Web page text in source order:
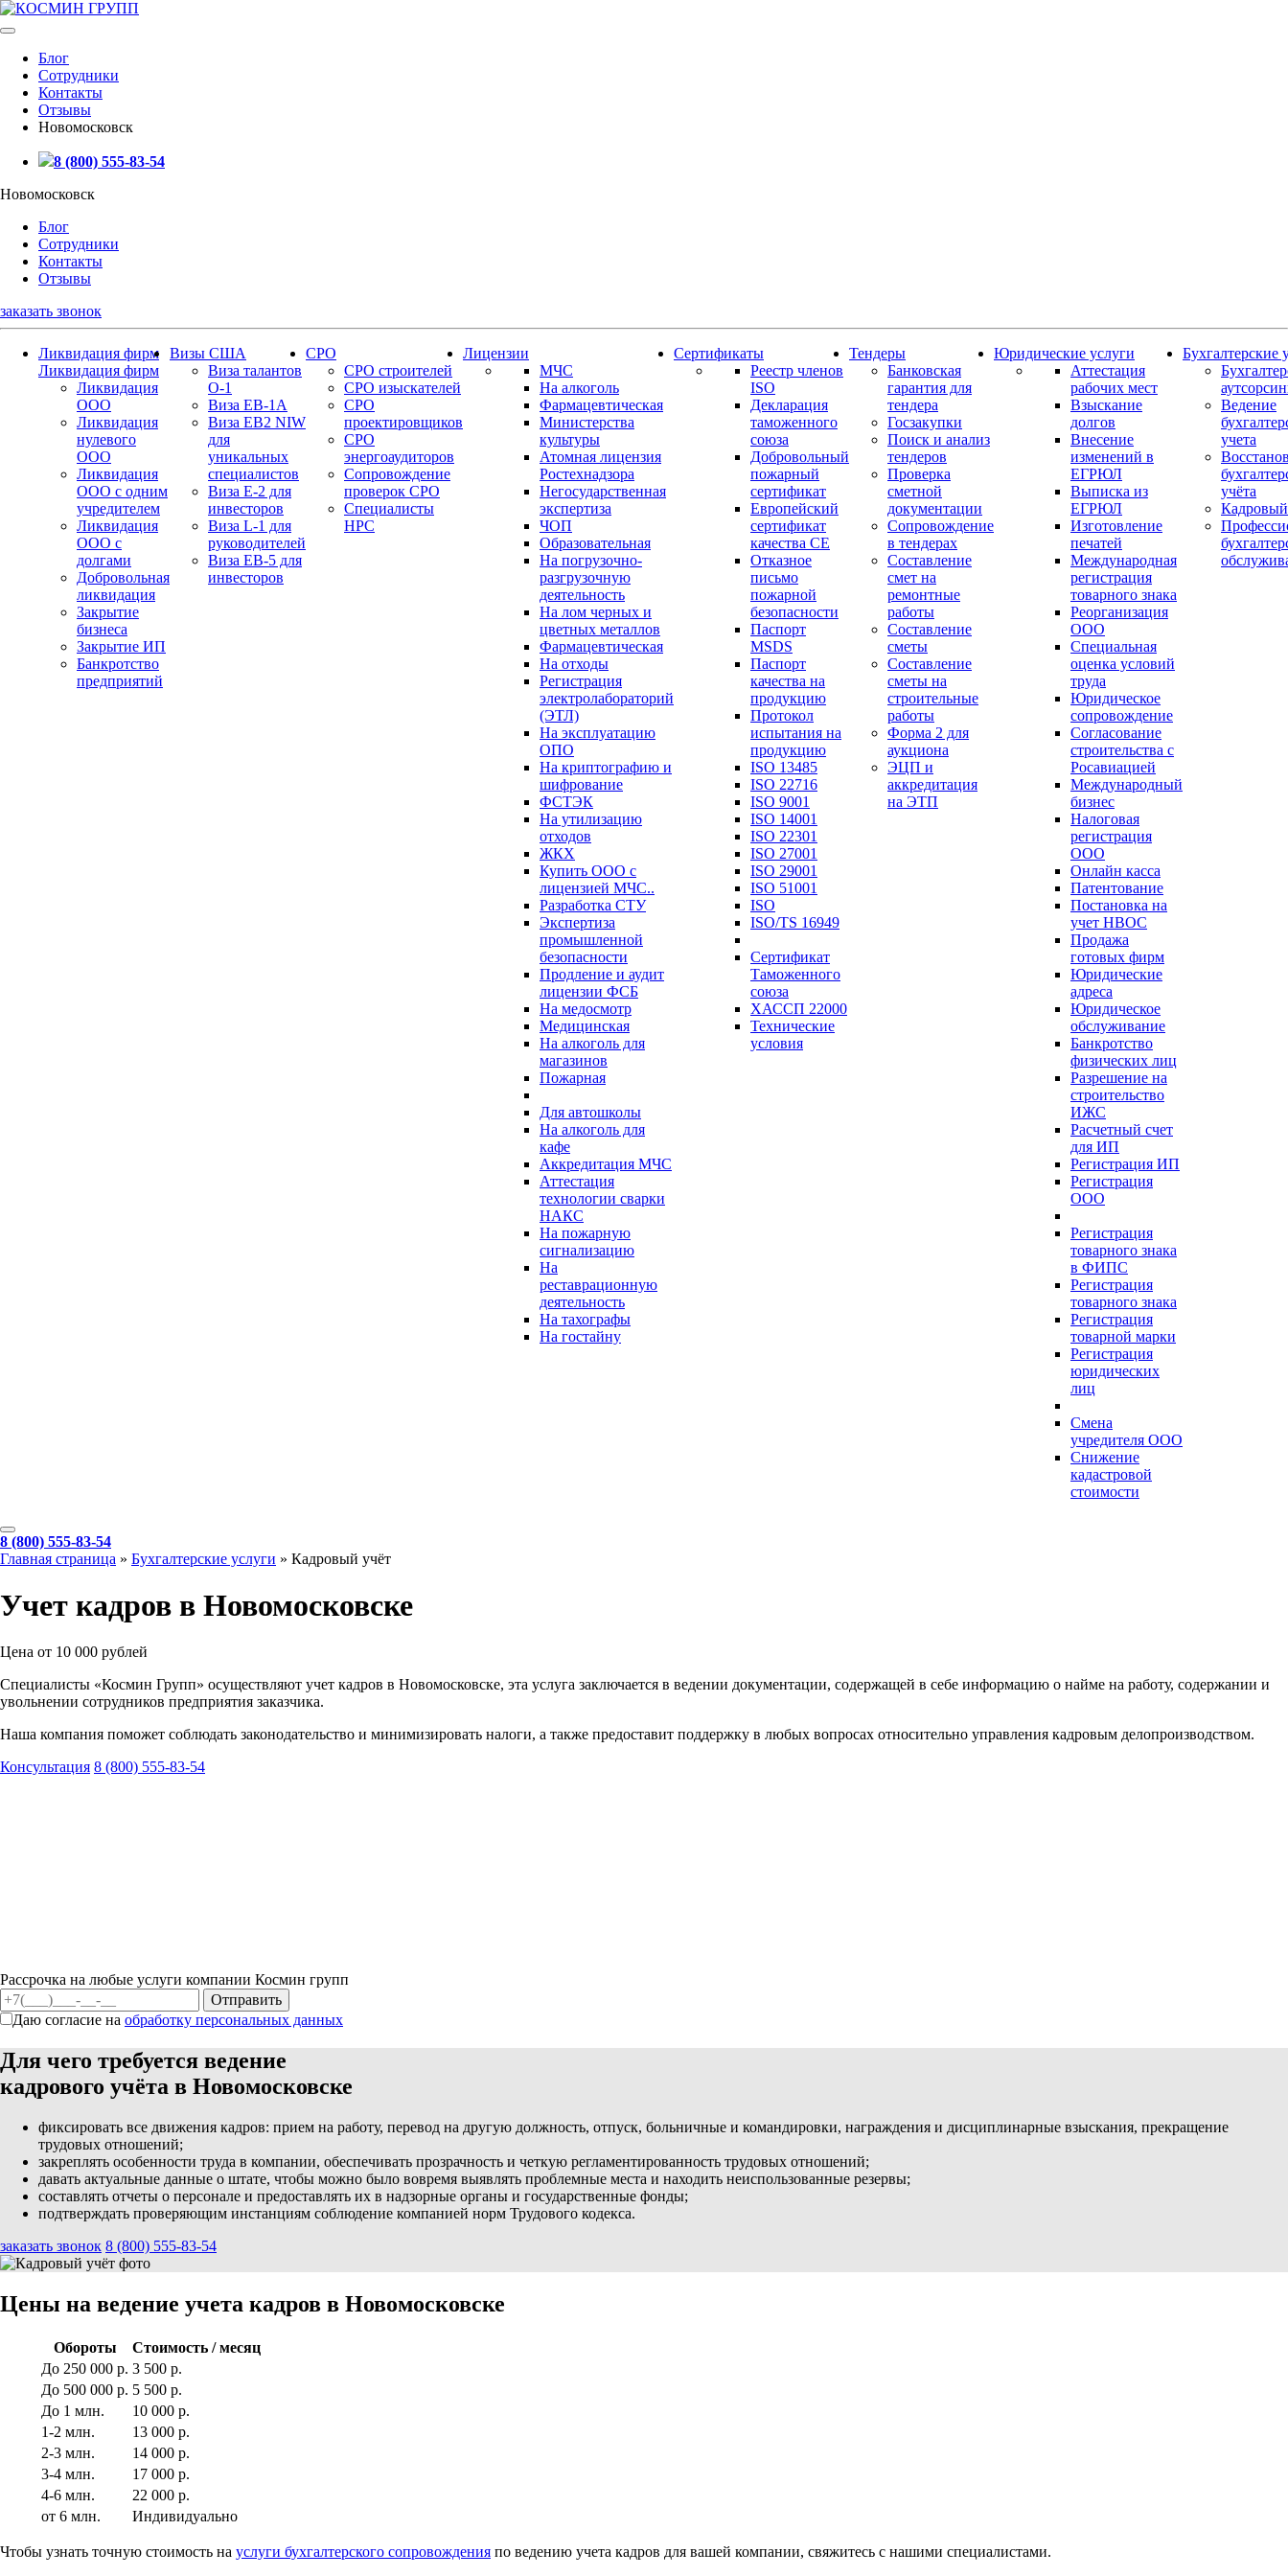
Блог
Сотрудники
Контакты
Отзывы
Новомосковск
8 (800) 555-83-54
Новомосковск
Блог
Сотрудники
Контакты
Отзывы
заказать звонок
Ликвидация фирм
Ликвидация фирм
Ликвидация
ООО
Ликвидация
нулевого
ООО
Ликвидация
ООО с одним
учредителем
Ликвидация
ООО с
долгами
Добровольная
ликвидация
Закрытие
бизнеса
Закрытие ИП
Банкротство
предприятий
Визы США
Виза талантов
О-1
Виза EB-1A
Виза EB2 NIW
для
уникальных
специалистов
Виза E-2 для
инвесторов
Виза L-1 для
руководителей
Виза EB-5 для
инвесторов
СРО
СРО строителей
СРО изыскателей
СРО
проектировщиков
СРО
энергоаудиторов
Сопровождение
проверок СРО
Специалисты
НРС
Лицензии
МЧС
На алкоголь
Фармацевтическая
Министерства
культуры
Атомная лицензия
Ростехнадзора
Негосударственная
экспертиза
ЧОП
Образовательная
На погрузочно-
разгрузочную
деятельность
На лом черных и
цветных металлов
Фармацевтическая
На отходы
Регистрация
электролабораторий
(ЭТЛ)
На эксплуатацию
ОПО
На криптографию и
шифрование
ФСТЭК
На утилизацию
отходов
ЖКХ
Купить ООО с
лицензией МЧС..
Разработка СТУ
Экспертиза
промышленной
безопасности
Продление и аудит
лицензии ФСБ
На медосмотр
Медицинская
На алкоголь для
магазинов
Пожарная
Для автошколы
На алкоголь для
кафе
Аккредитация МЧС
Аттестация
технологии сварки
НАКС
На пожарную
сигнализацию
На
реставрационную
деятельность
На тахографы
На гостайну
Сертификаты
Реестр членов
ISO
Декларация
таможенного
союза
Добровольный
пожарный
сертификат
Европейский
сертификат
качества СЕ
Отказное
письмо
пожарной
безопасности
Паспорт
МSDS
Паспорт
качества на
продукцию
Протокол
испытания на
продукцию
ISO 13485
ISO 22716
ISO 9001
ISO 14001
ISO 22301
ISO 27001
ISO 29001
ISO 51001
ISO
ISO/TS 16949
Сертификат
Таможенного
союза
ХАССП 22000
Технические
условия
Тендеры
Банковская
гарантия для
тендера
Госзакупки
Поиск и анализ
тендеров
Проверка
сметной
документации
Сопровождение
в тендерах
Составление
смет на
ремонтные
работы
Составление
сметы
Составление
сметы на
строительные
работы
Форма 2 для
аукциона
ЭЦП и
аккредитация
на ЭТП
Юридические услуги
Аттестация
рабочих мест
Взыскание
долгов
Внесение
изменений в
ЕГРЮЛ
Выписка из
ЕГРЮЛ
Изготовление
печатей
Международная
регистрация
товарного знака
Реорганизация
ООО
Специальная
оценка условий
труда
Юридическое
сопровождение
Согласование
строительства с
Росавиацией
Международный
бизнес
Налоговая
регистрация
ООО
Онлайн касса
Патентование
Постановка на
учет НВОС
Продажа
готовых фирм
Юридические
адреса
Юридическое
обслуживание
Банкротство
физических лиц
Разрешение на
строительство
ИЖС
Расчетный счет
для ИП
Регистрация ИП
Регистрация
ООО
Регистрация
товарного знака
в ФИПС
Регистрация
товарного знака
Регистрация
товарной марки
Регистрация
юридических
лиц
Смена
учредителя ООО
Снижение
кадастровой
стоимости
Бухгалтерские
Ведение
учета
учёта
Кадровый
8 (800) 555-83-54
Главная страница » Бухгалтерские услуги » Кадровый учёт
Учет кадров в Новомосковске
Цена от 10 000 рублей
Специалисты «Космин Групп» осуществляют учет кадров в Новомосковске, эта услуга заключается в ведении документации, содержащей в себе информацию о найме на работу, содержании и
увольнении сотрудников предприятия заказчика.
Наша компания поможет соблюдать законодательство и минимизировать налоги, а также предоставит поддержку в любых вопросах относительно управления кадровым делопроизводством.
Консультация 8 (800) 555-83-54
Рассрочка на любые услуги компании Космин групп
Даю согласие на обработку персональных данных
Для чего требуется ведение
кадрового учёта в Новомосковске
фиксировать все движения кадров: прием на работу, перевод на другую должность, отпуск, больничные и командировки, награждения и дисциплинарные взыскания, прекращение
трудовых отношений;
закреплять особенности труда в компании, обеспечивать прозрачность и четкую регламентированность трудовых отношений;
давать актуальные данные о штате, чтобы можно было вовремя выявлять проблемные места и находить неиспользованные резервы;
составлять отчеты о персонале и предоставлять их в надзорные органы и государственные фонды;
подтверждать проверяющим инстанциям соблюдение компанией норм Трудового кодекса.
заказать звонок 8 (800) 555-83-54
Цены на ведение учета кадров в Новомосковске
Обороты
Стоимость / месяц
До 250 000 р. 3 500 р.
До 500 000 р. 5 500 р.
До 1 млн.
10 000 р.
1-2 млн.
13 000 р.
2-3 млн.
14 000 р.
3-4 млн.
17 000 р.
4-6 млн.
22 000 р.
от 6 млн.
Индивидуально
Чтобы узнать точную стоимость на услуги бухгалтерского сопровождения по ведению учета кадров для вашей компании, свяжитесь с нашими специалистами.